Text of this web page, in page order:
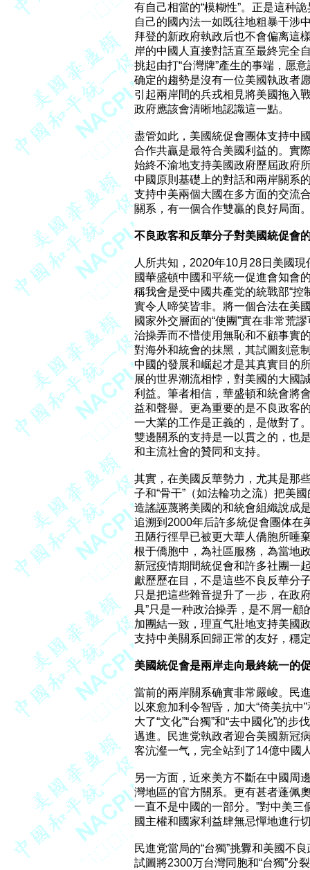
有自己相當的“模糊性”。正是這种
自己的國內法一如既往地粗暴干涉
拜登的新政府執政后也不會偏离這
岸的中國人直接對話直至最終完全
挑起由打“台灣牌”產生的事端，愿
确定的趨勢是沒有一位美國執政者
引起兩岸間的兵戎相見將美國拖入
政府應該會清晰地認識這一點。
盡管如此，美國統促會團体支持中
合作共贏是最符合美國利益的。實
始終不渝地支持美國政府歷屆政府
中國原則基礎上的對話和兩岸關系
支持中美兩個大國在多方面的交流
關系，有一個合作雙贏的良好局面
不良政客和反華分子對美國統促會
人所共知，2020年10月28日美國
國華盛頓中國和平統一促進會知會
稱我會是受中國共產党的統戰部“控
實令人啼笑皆非。將一個合法在美
國家外交層面的“使團”實在非常荒
治操弄而不惜使用無恥和不顧事實
對海外和統會的抹黑，其試圖刻意
中國的發展和崛起才是其真實目的
展的世界潮流相悖，對美國的大國
利益。筆者相信，華盛頓和統會將
益和聲譽。更為重要的是不良政客
一大業的工作是正義的，是做對了
雙邊關系的支持是一以貫之的，也
和主流社會的贊同和支持。
其實，在美國反華勢力，尤其是那
子和“骨干”（如法輪功之流）把美
造謠誣蔑將美國的和統會組織說成
追溯到2000年后許多統促會團体在
丑陋行徑早已被更大華人僑胞所唾
根于僑胞中，為社區服務，為當地
新冠疫情期間統促會和許多社團一
獻歷歷在目，不是這些不良反華分
只是把這些雜音提升了一步，在政
具”只是一种政治操弄，是不屑一
加團結一致，理直气壯地支持美國
支持中美關系回歸正常的友好，穩
美國統促會是兩岸走向最終統一的
當前的兩岸關系确實非常嚴峻。民
以來愈加利令智昏，加大“倚美抗中
大了“文化”“台獨”和“去中國化”的步
邁進。民進党執政者迎合美國新冠
客沆瀣一气，完全站到了14億中國
另一方面，近來美方不斷在中國周
灣地區的官方關系。更有甚者蓬佩
一直不是中國的一部分。”對中美三
國主權和國家利益肆無忌憚地進行
民進党當局的“台獨”挑釁和美國不
試圖將2300万台灣同胞和“台獨”分